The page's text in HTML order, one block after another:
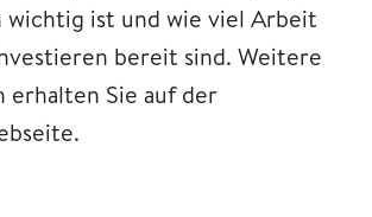
wichtig ist und wie viel Arbeit
bereit sind. Weitere
erhalten Sie auf der